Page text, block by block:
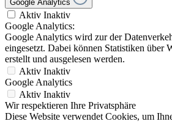
Google Analytics
Aktiv Inaktiv
Google Analytics:
Google Analytics wird zur der
eingesetzt. Dabei können Statistiken über
erstellt und ausgelesen werden.
Aktiv Inaktiv
Google Analytics
Aktiv Inaktiv
Wir respektieren Ihre Privatsphäre
Diese Website verwendet Cookies, um